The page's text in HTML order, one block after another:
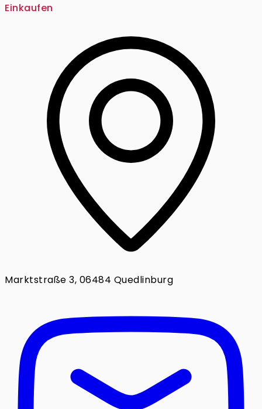
Einkaufen
Marktstraße 3, 06484 Quedlinburg